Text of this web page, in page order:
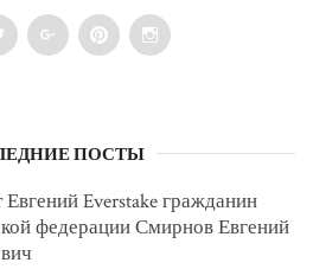
Twitter Google+PinterestInstagram
ПОСТЫ
Everstake гражданин
федерации Смирнов Евгений